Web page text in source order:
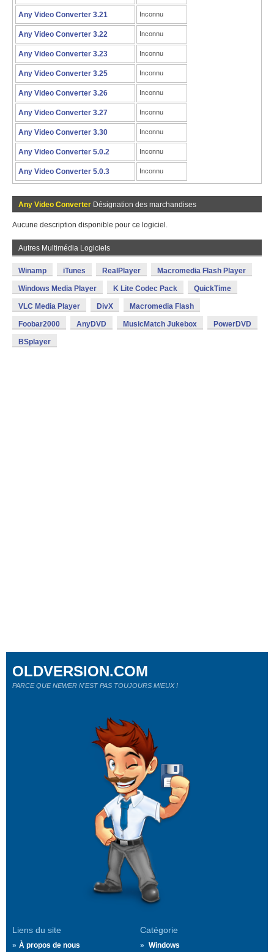
Any Video Converter 3.21 Inconnu
Any Video Converter 3.22 Inconnu
Any Video Converter 3.23 Inconnu
Any Video Converter 3.25 Inconnu
Any Video Converter 3.26 Inconnu
Any Video Converter 3.27 Inconnu
Any Video Converter 3.30 Inconnu
Any Video Converter 5.0.2 Inconnu
Any Video Converter 5.0.3 Inconnu
Any Video Converter Désignation des marchandises
Aucune description disponible pour ce logiciel.
Autres Multimédia Logiciels
Winamp iTunes RealPlayer Macromedia Flash Player
Windows Media Player K Lite Codec Pack QuickTime
VLC Media Player DivX Macromedia Flash
Foobar2000 AnyDVD MusicMatch Jukebox PowerDVD
BSplayer
Liens du site
À propos de nous
Catégorie
Windows
OLDVERSION.COM
PARCE QUE NEWER N'EST PAS TOUJOURS MIEUX !